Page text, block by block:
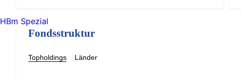
Fondsstruktur
Topholdings Länder
HBm Spezial